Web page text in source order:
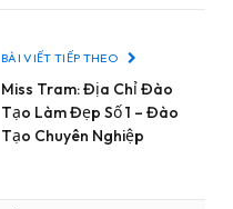
BÀI VIẾT TIẾP THEO
Miss Tram: Địa Chỉ Đào
Tạo Làm Đẹp Số 1 – Đào
Tạo Chuyên Nghiệp